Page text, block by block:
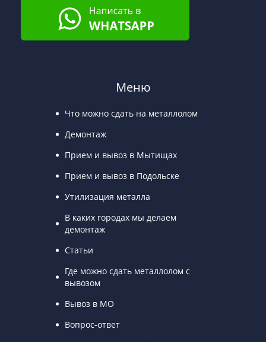
Меню
Что можно сдать на металлолом
Демонтаж
Прием и вывоз в Мытищах
Прием и вывоз в Подольске
Утилизация металла
В каких городах мы делаем
демонтаж
Статьи
Где можно сдать металлолом с
вывозом
Вывоз в МО
Вопрос-ответ